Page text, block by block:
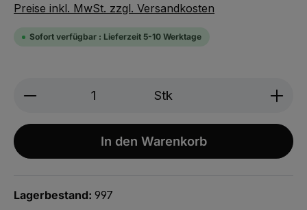
Preise inkl. MwSt. zzgl. Versandkosten
Sofort verfügbar : Lieferzeit 5-10 Werktage
Produkt Anzahl: Gib den
Stk
In den Warenkorb
Lagerbestand: 997